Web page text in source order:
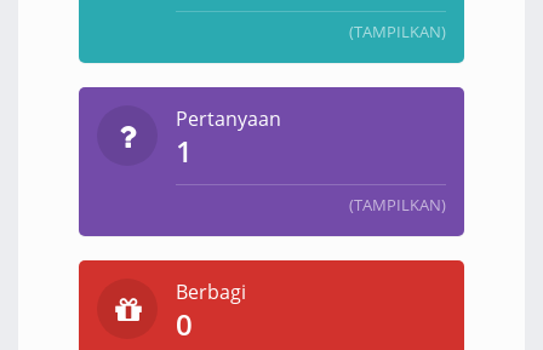
(TAMPILKAN)
Pertanyaan
1
(TAMPILKAN)
Berbagi
0